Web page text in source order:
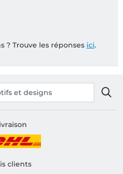
? Trouve les réponses ici.
clients